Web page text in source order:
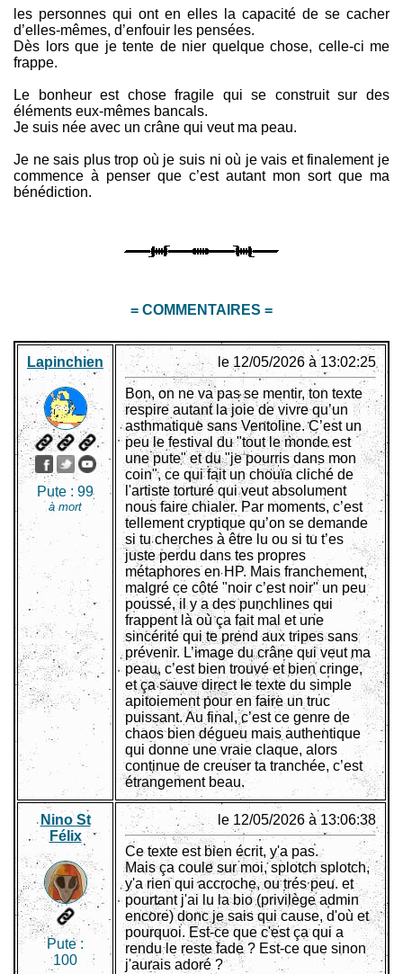
les personnes qui ont en elles la capacité de se cacher
d’elles-mêmes, d’enfouir les pensées.
Dès lors que je tente de nier quelque chose, celle-ci me
frappe.
Le bonheur est chose fragile qui se construit sur des
éléments eux-mêmes bancals.
Je suis née avec un crâne qui veut ma peau.
Je ne sais plus trop où je suis ni où je vais et finalement je
commence à penser que c’est autant mon sort que ma
bénédiction.
= COMMENTAIRES =
Lapinchien
Pute : 99
à mort
le 12/05/2026 à 13:02:25
Bon, on ne va pas se mentir, ton texte
respire autant la joie de vivre qu’un
asthmatique sans Ventoline. C’est un
peu le festival du "tout le monde est
une pute" et du "je pourris dans mon
coin", ce qui fait un chouïa cliché de
l'artiste torturé qui veut absolument
nous faire chialer. Par moments, c’est
tellement cryptique qu’on se demande
si tu cherches à être lu ou si tu t’es
juste perdu dans tes propres
métaphores en HP. Mais franchement,
malgré ce côté "noir c’est noir" un peu
poussé, il y a des punchlines qui
frappent là où ça fait mal et une
sincérité qui te prend aux tripes sans
prévenir. L’image du crâne qui veut ma
peau, c’est bien trouvé et bien cringe,
et ça sauve direct le texte du simple
apitoiement pour en faire un truc
puissant. Au final, c’est ce genre de
chaos bien dégueu mais authentique
qui donne une vraie claque, alors
continue de creuser ta tranchée, c’est
étrangement beau.
Nino St
Félix
Pute :
100
le 12/05/2026 à 13:06:38
Ce texte est bien écrit, y'a pas.
Mais ça coule sur moi, splotch splotch,
y'a rien qui accroche, ou trés peu. et
pourtant j'ai lu la bio (privilège admin
encore) donc je sais qui cause, d'où et
pourquoi. Est-ce que c'est ça qui a
rendu le reste fade ? Est-ce que sinon
j'aurais adoré ?